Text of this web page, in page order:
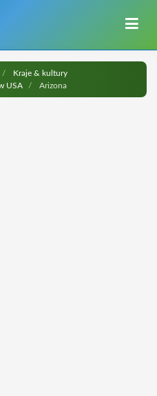
Kraje & kultury
USA Arizona